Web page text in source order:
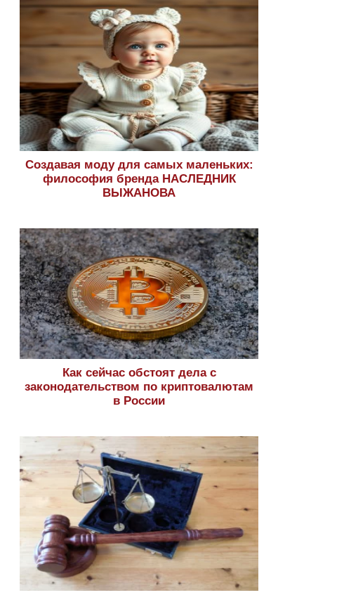
Создавая моду для самых маленьких:
философия бренда НАСЛЕДНИК
ВЫЖАНОВА
Как сейчас обстоят дела с
законодательством по криптовалютам
в России